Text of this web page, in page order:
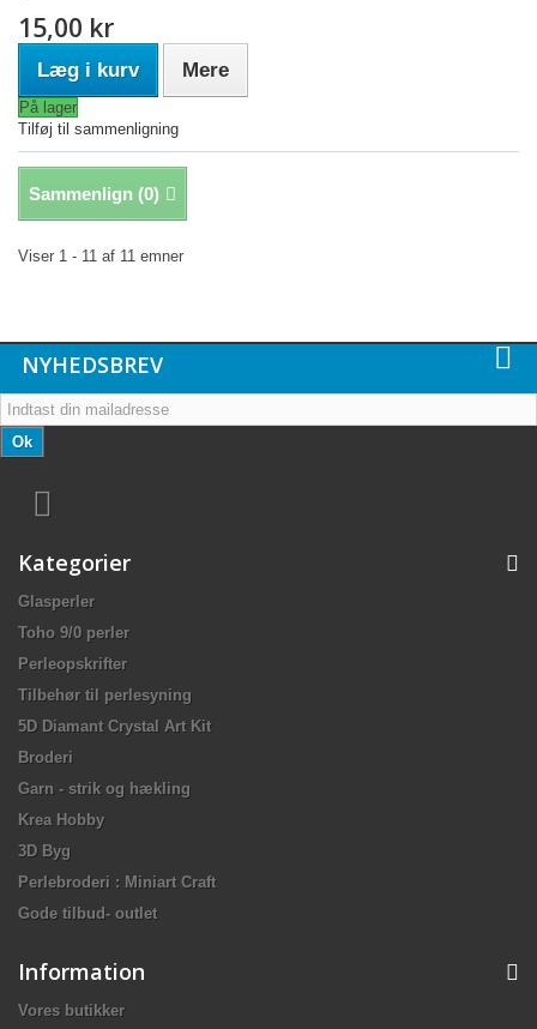
15,00 kr
Læg i kurv Mere
På lager
Tilføj til sammenligning
Sammenlign (0)
Viser 1 - 11 af 11 emner
NYHEDSBREV
Ok
Kategorier
Glasperler
Toho 9/0 perler
Perleopskrifter
Tilbehør til perlesyning
5D Diamant Crystal Art Kit
Broderi
Garn - strik og hækling
Krea Hobby
3D Byg
Perlebroderi : Miniart Craft
Gode tilbud- outlet
Information
Vores butikker